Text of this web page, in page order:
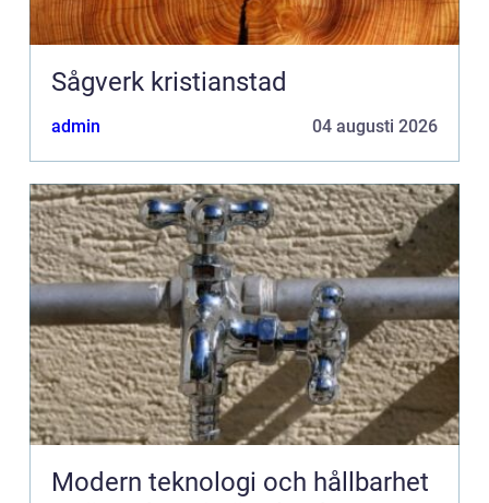
Sågverk kristianstad
admin 04 augusti 2026
Modern teknologi och hållbarhet